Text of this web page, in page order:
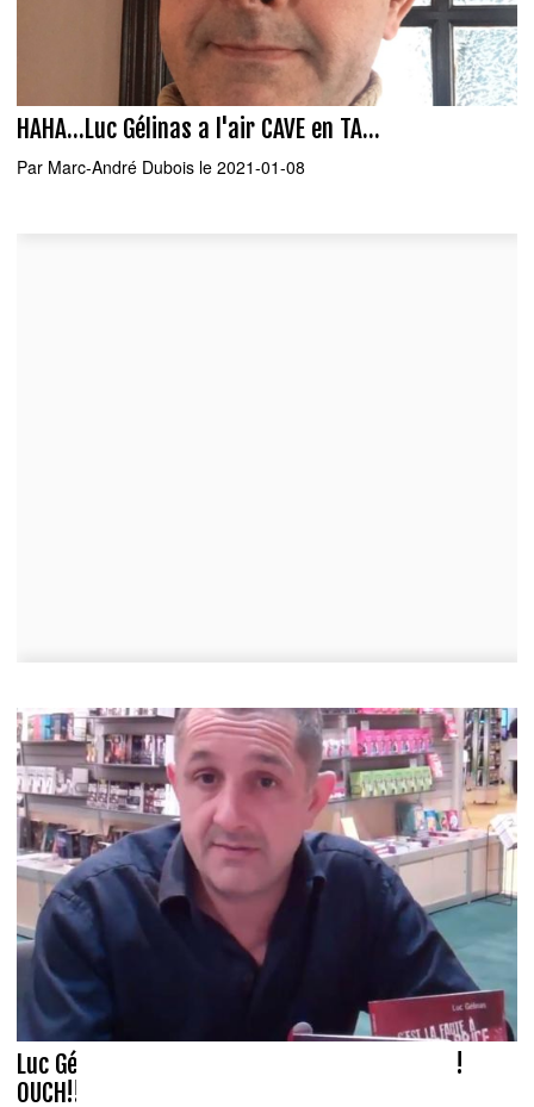
HAHA...Luc Gélinas a l'air CAVE en TA...
Par Marc-André Dubois le 2021-01-08
Luc Gélinas REJETÉ par une jeune journaliste!!!
OUCH!!!